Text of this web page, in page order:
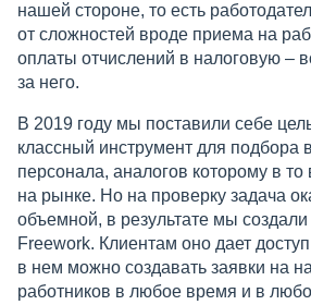
нашей стороне, то есть
от сложностей вроде приема на
оплаты отчислений в налоговую –
за него.
В 2019 году мы поставили себе
классный инструмент для подбора
персонала, аналогов которому в
на рынке. Но на проверку задача
объемной, в результате мы
Freework. Клиентам оно дает
в нем можно создавать заявки на
работников в любое время и в